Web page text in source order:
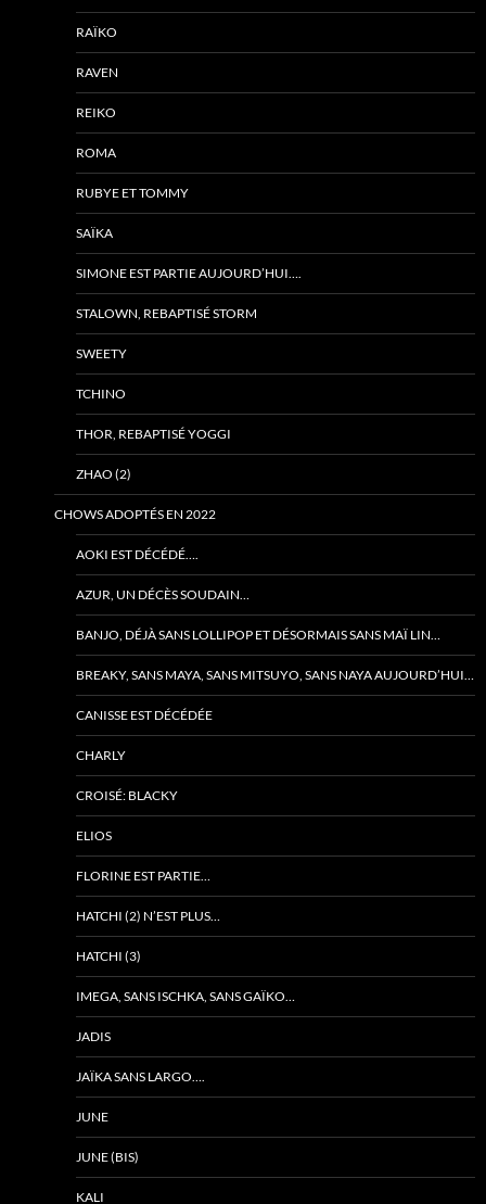
RAÏKO
RAVEN
REIKO
ROMA
RUBYE ET TOMMY
SAÏKA
SIMONE EST PARTIE AUJOURD’HUI….
STALOWN, REBAPTISÉ STORM
SWEETY
TCHINO
THOR, REBAPTISÉ YOGGI
ZHAO (2)
CHOWS ADOPTÉS EN 2022
AOKI EST DÉCÉDÉ….
AZUR, UN DÉCÈS SOUDAIN…
BANJO, DÉJÀ SANS LOLLIPOP ET DÉSORMAIS SANS MAÏ LIN…
BREAKY, SANS MAYA, SANS MITSUYO, SANS NAYA AUJOURD’HUI…
CANISSE EST DÉCÉDÉE
CHARLY
CROISÉ: BLACKY
ELIOS
FLORINE EST PARTIE…
HATCHI (2) N’EST PLUS…
HATCHI (3)
IMEGA, SANS ISCHKA, SANS GAÏKO…
JADIS
JAÏKA SANS LARGO….
JUNE
JUNE (BIS)
KALI